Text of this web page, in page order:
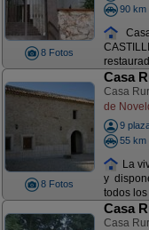
8 Fotos
90 km
8 Fotos
Casa
Casa
de
9
55 km
La
y
todos
Casa
Casa